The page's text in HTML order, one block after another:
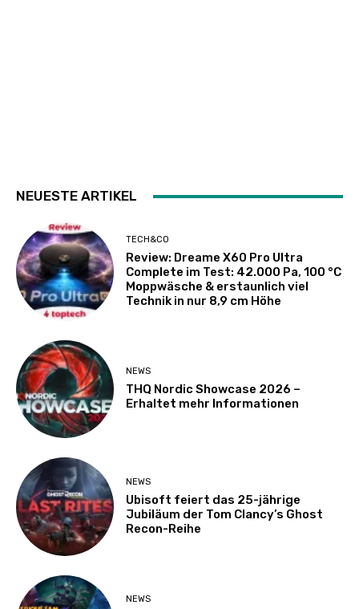
NEUESTE ARTIKEL
TECH&CO
Review: Dreame X60 Pro Ultra
Complete im Test: 42.000 Pa, 100 °C
Moppwäsche & erstaunlich viel
Technik in nur 8,9 cm Höhe
NEWS
THQ Nordic Showcase 2026 –
Erhaltet mehr Informationen
NEWS
Ubisoft feiert das 25-jährige
Jubiläum der Tom Clancy’s Ghost
Recon-Reihe
NEWS